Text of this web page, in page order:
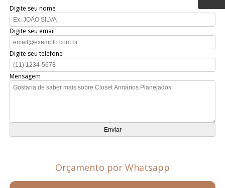
Digite seu nome
Digite seu email
Digite seu telefone
Mensagem
Orçamento por Whatsapp